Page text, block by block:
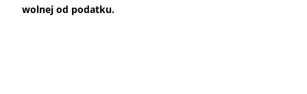
wolnej od podatku.